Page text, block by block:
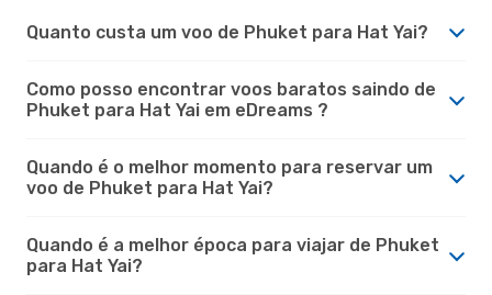
Quanto custa um voo de Phuket para Hat Yai?
Como posso encontrar voos baratos saindo de
Phuket para Hat Yai em eDreams ?
Quando é o melhor momento para reservar um
voo de Phuket para Hat Yai?
Quando é a melhor época para viajar de Phuket
para Hat Yai?